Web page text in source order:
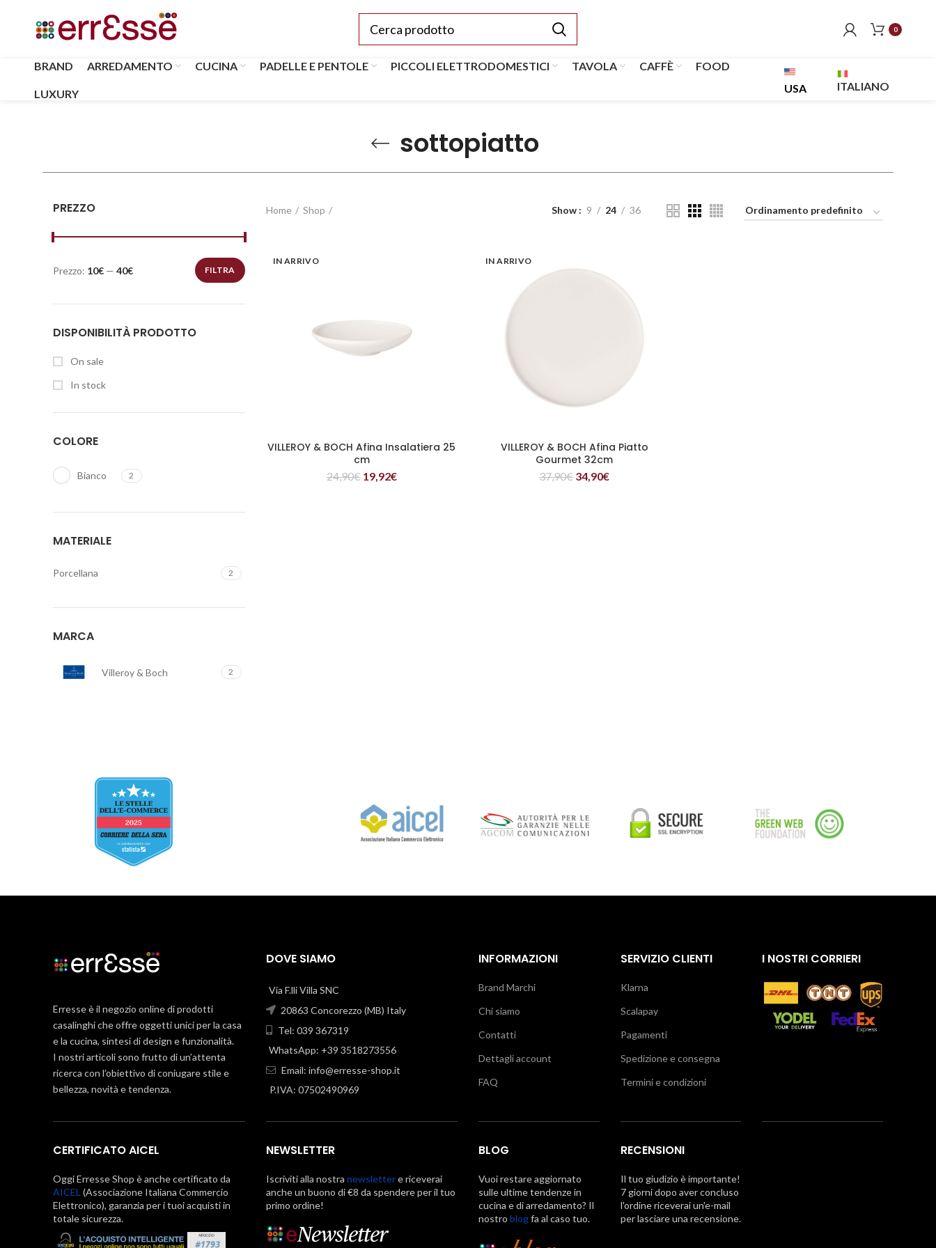
0
BRAND ARREDAMENTO CUCINA PADELLE E PENTOLE PICCOLI ELETTRODOMESTICI TAVOLA CAFFÈ FOOD
LUXURY USA ITALIANO
sottopiatto
PREZZO
FILTRA
Prezzo: 10€ — 40€
DISPONIBILITÀ PRODOTTO
On sale
In stock
COLORE
Bianco 2
MATERIALE
Porcellana 2
MARCA
Villeroy & Boch 2
Home Shop Show 9 24 36
IN ARRIVO
LEGGI TUTTO
VILLEROY & BOCH Afina Insalatiera 25
cm
24,90€ 19,92€
IN ARRIVO
LEGGI TUTTO
VILLEROY & BOCH Afina Piatto
Gourmet 32cm
37,90€ 34,90€
Erresse è il negozio online di prodotti
casalinghi che offre oggetti unici per la casa
e la cucina, sintesi di design e funzionalità.
I nostri articoli sono frutto di un’attenta
ricerca con l’obiettivo di coniugare stile e
bellezza, novità e tendenza.
CERTIFICATO AICEL
Oggi Erresse Shop è anche certificato da
AICEL (Associazione Italiana Commercio
Elettronico), garanzia per i tuoi acquisti in
totale sicurezza.
DOVE SIAMO
Via F.lli Villa SNC
20863 Concorezzo (MB) Italy
Tel: 039 367319
WhatsApp: +39 3518273556
Email: info@erresse-shop.it
P.IVA: 07502490969
NEWSLETTER
Iscriviti alla nostra newslettere riceverai
anche un buono di €8 da spendere per il tuo
primo ordine!
INFORMAZIONI
Brand Marchi
Chi siamo
Contatti
Dettagli account
FAQ
BLOG
Vuoi restare aggiornato
sulle ultime tendenze in
cucina e di arredamento? Il
nostro blogfa al caso tuo.
SERVIZIO CLIENTI
Klarna
Scalapay
Pagamenti
Spedizione e consegna
Termini e condizioni
RECENSIONI
Il tuo giudizio è importante!
7 giorni dopo aver concluso
l'ordine riceverai un'e-mail
per lasciare una recensione.
I NOSTRI CORRIERI